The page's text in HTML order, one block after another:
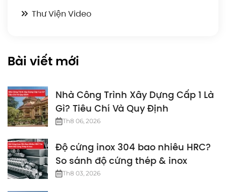
Thư Viện Video
Bài viết mới
Nhà Công Trình Xây Dựng Cấp 1 Là
Gì? Tiêu Chí Và Quy Định
Th8 06, 2026
Độ cứng inox 304 bao nhiêu HRC?
So sánh độ cứng thép & inox
Th8 03, 2026